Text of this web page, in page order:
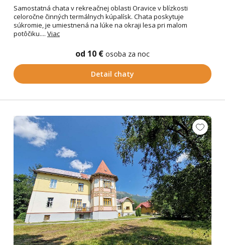
Samostatná chata v rekreačnej oblasti Oravice v blízkosti
celoročne činných termálnych kúpalísk. Chata poskytuje
súkromie, je umiestnená na lúke na okraji lesa pri malom
potôčiku.... Viac
od 10 € osoba za noc
Detail chaty